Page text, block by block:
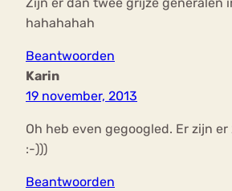
hahahahah
Beantwoorden
Karin
19 november, 2013
Oh heb even gegoogled. Er zijn
:-)))
Beantwoorden